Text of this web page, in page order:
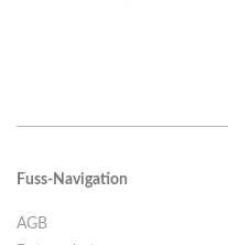
Fuss-Navigation
AGB